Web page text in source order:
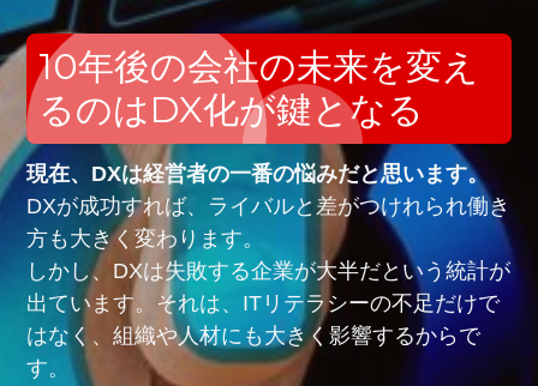
10年後の会社の未来を変え
るのはDX化が鍵となる
現在、DXは経営者の一番の悩みだと思います。
DXが成功すれば、ライバルと差がつけれられ働き
方も大きく変わります。
しかし、DXは失敗する企業が大半だという統計が
出ています。それは、ITリテラシーの不足だけで
はなく、組織や人材にも大きく影響するからで
す。